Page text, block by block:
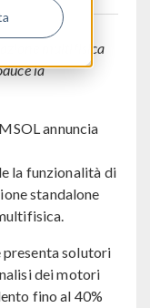
multifisica
la
annuncia
la funzionalità di
standalone
presenta solutori
dei motori
fino al 40%